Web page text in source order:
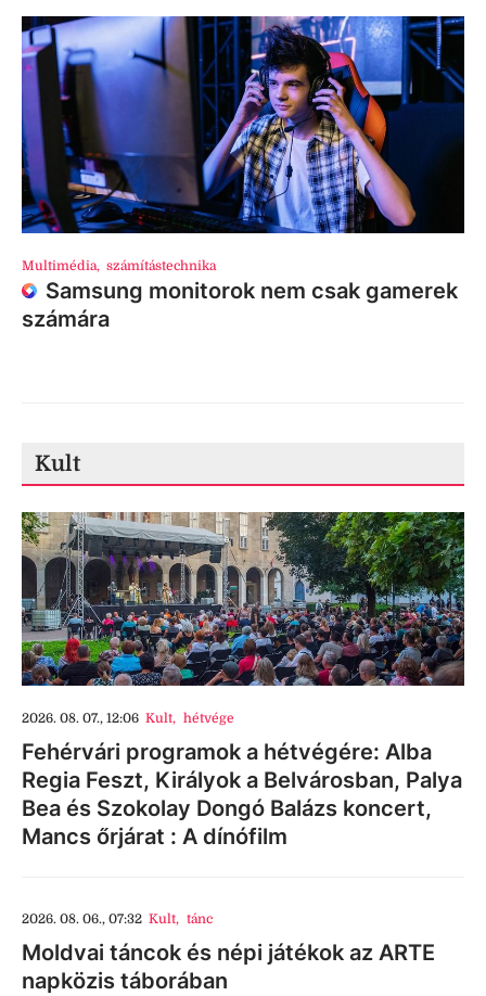
Multimédia, számítástechnika
Samsung monitorok nem csak gamerek
számára
Kult
2026. 08. 07., 12:06 Kult, hétvége
Fehérvári programok a hétvégére: Alba
Regia Feszt, Királyok a Belvárosban, Palya
Bea és Szokolay Dongó Balázs koncert,
Mancs őrjárat : A dínófilm
2026. 08. 06., 07:32 Kult, tánc
Moldvai táncok és népi játékok az ARTE
napközis táborában